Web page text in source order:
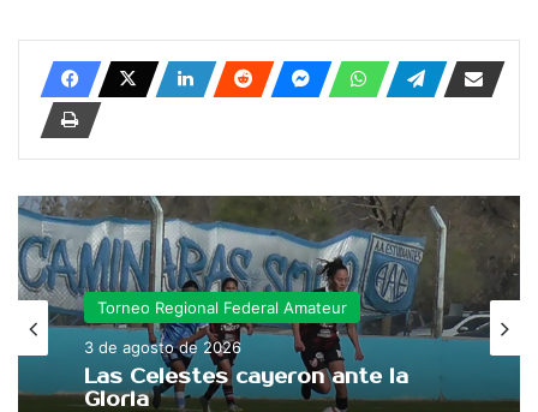
Torneo Regional Federal Amateur
3 de agosto de 2026
Las Celestes cayeron ante la
Gloria